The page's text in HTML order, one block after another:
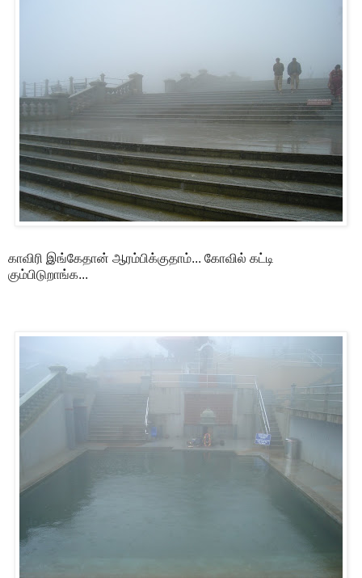
காவிரி இங்கேதான் ஆரம்பிக்குதாம்... கோவில் கட்டி
கும்பிடுறாங்க...